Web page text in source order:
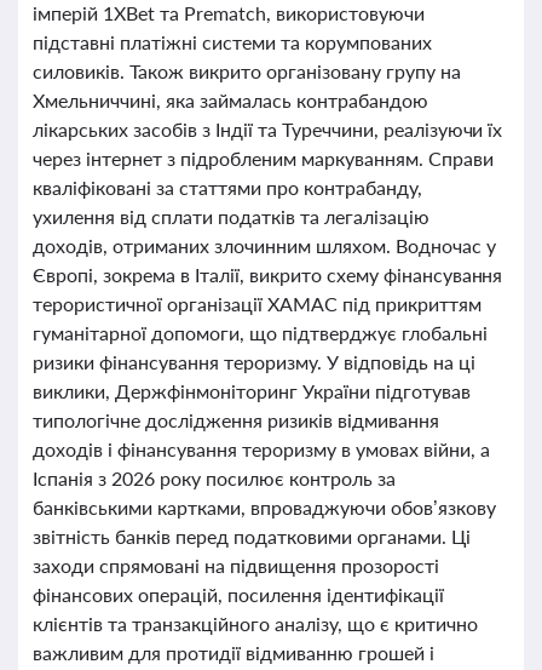
імперій 1XBet та Prematch, використовуючи
підставні платіжні системи та корумпованих
силовиків. Також викрито організовану групу на
Хмельниччині, яка займалась контрабандою
лікарських засобів з Індії та Туреччини, реалізуючи їх
через інтернет з підробленим маркуванням. Справи
кваліфіковані за статтями про контрабанду,
ухилення від сплати податків та легалізацію
доходів, отриманих злочинним шляхом. Водночас у
Європі, зокрема в Італії, викрито схему фінансування
терористичної організації ХАМАС під прикриттям
гуманітарної допомоги, що підтверджує глобальні
ризики фінансування тероризму. У відповідь на ці
виклики, Держфінмоніторинг України підготував
типологічне дослідження ризиків відмивання
доходів і фінансування тероризму в умовах війни, а
Іспанія з 2026 року посилює контроль за
банківськими картками, впроваджуючи обов’язкову
звітність банків перед податковими органами. Ці
заходи спрямовані на підвищення прозорості
фінансових операцій, посилення ідентифікації
клієнтів та транзакційного аналізу, що є критично
важливим для протидії відмиванню грошей і